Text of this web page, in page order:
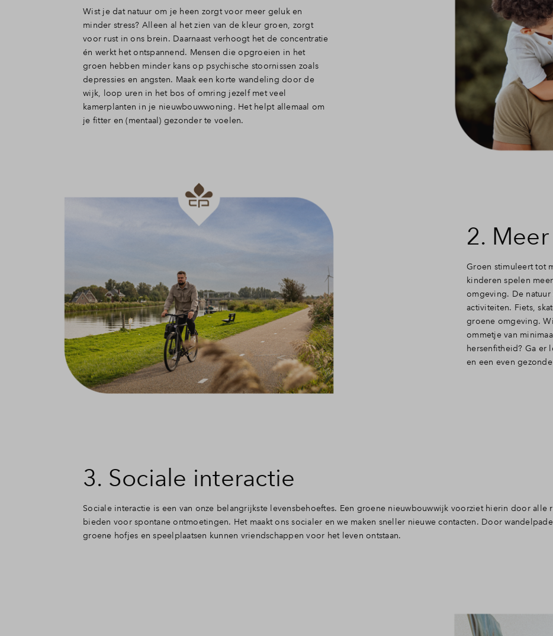
Wist je dat natuur om je heen zorgt voor meer geluk en
minder stress? Alleen al het zien van de kleur groen, zorgt
voor rust in ons brein. Daarnaast verhoogt het de concentratie
én werkt het ontspannend. Mensen die opgroeien in het
groen hebben minder kans op psychische stoornissen zoals
depressies en angsten. Maak een korte wandeling door de
wijk, loop uren in het bos of omring jezelf met veel
kamerplanten in je nieuwbouwwoning. Het helpt allemaal om
je fitter en (mentaal) gezonder te voelen.
2.
Groen stimuleert tot
kinderen spelen
omgeving. De
activiteiten. Fiets,
groene omgeving.
ommetje van
hersenfitheid? Ga er
en een even
3. Sociale interactie
Sociale interactie is een van onze belangrijkste levensbehoeftes. Een groene nieuwbouwwijk voorziet hierin door alle
bieden voor spontane ontmoetingen. Het maakt ons socialer en we maken sneller nieuwe contacten. Door
groene hofjes en speelplaatsen kunnen vriendschappen voor het leven ontstaan.